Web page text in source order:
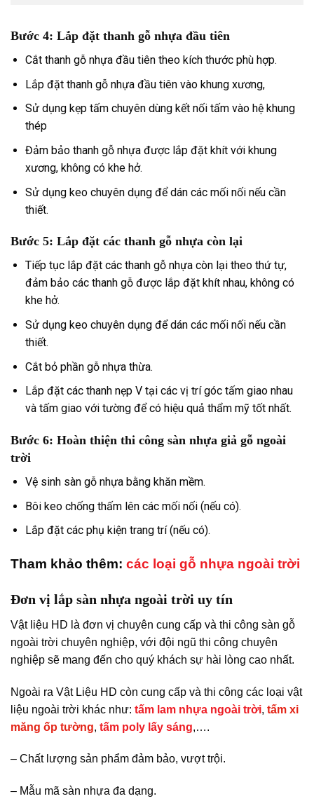
Bước 4: Lắp đặt thanh gỗ nhựa đầu tiên
Cắt thanh gỗ nhựa đầu tiên theo kích thước phù hợp.
Lắp đặt thanh gỗ nhựa đầu tiên vào khung xương,
Sử dụng kẹp tấm chuyên dùng kết nối tấm vào hệ khung
thép
Đảm bảo thanh gỗ nhựa được lắp đặt khít với khung
xương, không có khe hở.
Sử dụng keo chuyên dụng để dán các mối nối nếu cần
thiết.
Bước 5: Lắp đặt các thanh gỗ nhựa còn lại
Tiếp tục lắp đặt các thanh gỗ nhựa còn lại theo thứ tự,
đảm bảo các thanh gỗ được lắp đặt khít nhau, không có
khe hở.
Sử dụng keo chuyên dụng để dán các mối nối nếu cần
thiết.
Cắt bỏ phần gỗ nhựa thừa.
Lắp đặt các thanh nẹp V tại các vị trí góc tấm giao nhau
và tấm giao với tường để có hiệu quả thẩm mỹ tốt nhất.
Bước 6: Hoàn thiện thi công sàn nhựa giả gỗ ngoài
trời
Vệ sinh sàn gỗ nhựa bằng khăn mềm.
Bôi keo chống thấm lên các mối nối (nếu có).
Lắp đặt các phụ kiện trang trí (nếu có).
Tham khảo thêm: các loại gỗ nhựa ngoài trời
Đơn vị lắp sàn nhựa ngoài trời uy tín
Vật liệu HD là đơn vị chuyên cung cấp và thi công sàn gỗ
ngoài trời chuyên nghiệp, với đội ngũ thi công chuyên
nghiệp sẽ mang đến cho quý khách sự hài lòng cao nhất.
Ngoài ra Vật Liệu HD còn cung cấp và thi công các loại vật
liệu ngoài trời khác như: tấm lam nhựa ngoài trời, tấm xi
măng ốp tường, tấm poly lấy sáng,….
– Chất lượng sản phẩm đảm bảo, vượt trội.
– Mẫu mã sàn nhựa đa dạng.